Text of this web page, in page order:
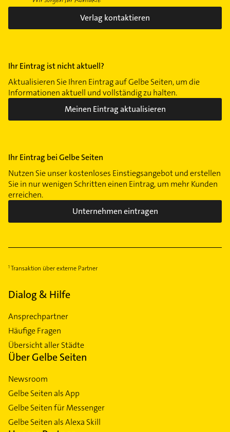
Verlag kontaktieren
Ihr Eintrag ist nicht aktuell?
Aktualisieren Sie Ihren Eintrag auf Gelbe Seiten, um die
Informationen aktuell und vollständig zu halten.
Meinen Eintrag aktualisieren
Ihr Eintrag bei Gelbe Seiten
Nutzen Sie unser kostenloses Einstiegsangebot und erstellen
Sie in nur wenigen Schritten einen Eintrag, um mehr Kunden
erreichen.
Unternehmen eintragen
Transaktion über externe Partner
Dialog & Hilfe
Ansprechpartner
Häufige Fragen
Übersicht aller Städte
Über Gelbe Seiten
Newsroom
Gelbe Seiten als App
Gelbe Seiten für Messenger
Gelbe Seiten als Alexa Skill